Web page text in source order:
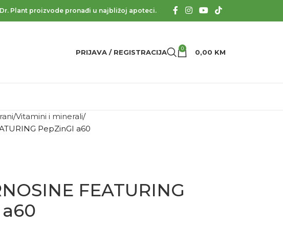
Plant proizvode pronađi u najbližoj apoteci.
PRIJAVA / REGISTRACIJA 0 0,00 KM
Vitamini i minerali
PepZinGI a60
FEATURING